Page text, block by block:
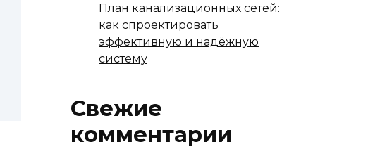
План канализационных сетей:
как спроектировать
эффективную и надёжную
систему
Свежие
комментарии